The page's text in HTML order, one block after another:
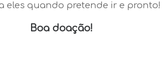
a eles quando pretende ir e pronto!
Boa doação!